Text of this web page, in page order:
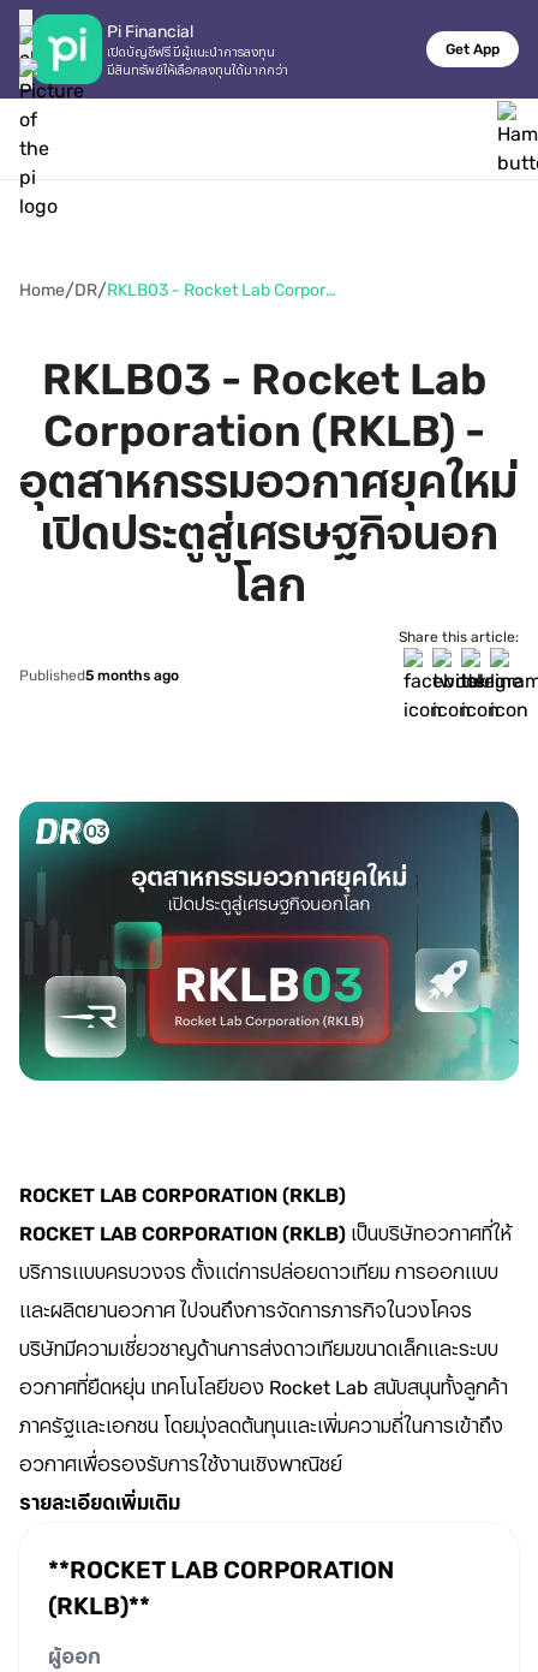
Pi Financial
เปิดบัญชีฟรี มีผู้แนะนำการลงทุน
มีสินทรัพย์ให้เลือกลงทุนได้มากกว่า
Get App
Home/DR/ RKLB03 - Rocket Lab Corporation (RKLB) - อุตสาหกรรมอวกาศยุคใหม่ เปิดประตูสู่เศรษฐกิจนอกโลก
RKLB03 - Rocket Lab
Corporation (RKLB) -
อุตสาหกรรมอวกาศยุคใหม่
เปิดประตูสู่เศรษฐกิจนอก
โลก
Published5 months ago
Share this article:
ROCKET LAB CORPORATION (RKLB)
ROCKET LAB CORPORATION (RKLB) เป็นบริษัทอวกาศที่ให้
บริการแบบครบวงจร ตั้งแต่การปล่อยดาวเทียม การออกแบบ
และผลิตยานอวกาศ ไปจนถึงการจัดการภารกิจในวงโคจร
บริษัทมีความเชี่ยวชาญด้านการส่งดาวเทียมขนาดเล็กและระบบ
อวกาศที่ยืดหยุ่น เทคโนโลยีของ Rocket Lab สนับสนุนทั้งลูกค้า
ภาครัฐและเอกชน โดยมุ่งลดต้นทุนและเพิ่มความถี่ในการเข้าถึง
อวกาศเพื่อรองรับการใช้งานเชิงพาณิชย์
รายละเอียดเพิ่มเติม
**ROCKET LAB CORPORATION
(RKLB)**
ผู้ออก